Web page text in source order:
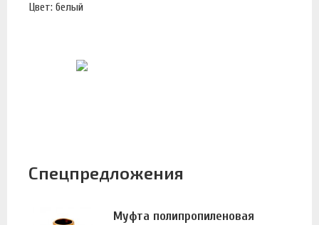
Цвет: белый
Спецпредложения
Муфта полипропиленовая